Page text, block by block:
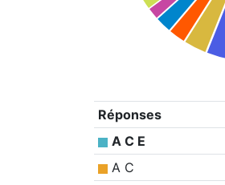
Réponses
A C E
A C